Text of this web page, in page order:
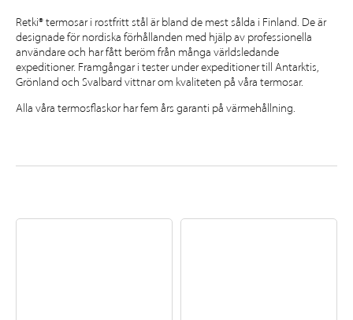
Retki® termosar i rostfritt stål är bland de mest sålda i Finland. De är
designade för nordiska förhållanden med hjälp av professionella
användare och har fått beröm från många världsledande
expeditioner. Framgångar i tester under expeditioner till Antarktis,
Grönland och Svalbard vittnar om kvaliteten på våra termosar.
Alla våra termosflaskor har fem års garanti på värmehållning.